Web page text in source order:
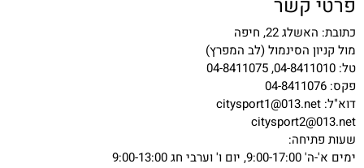
פרטי קשר
כתובת: האשלג 22, חיפה
מול קניון הסינמול (לב המפרץ)
טל: 04-8411010, 04-8411075
פקס: 04-8411076
דוא"ל: citysport1@013.net
citysport2@013.net
שעות פתיחה:
ימים א'-ה' 9:00-17:00, יום ו' וערבי חג 9:00-13:00